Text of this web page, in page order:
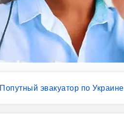
Попутный эвакуатор по Украине